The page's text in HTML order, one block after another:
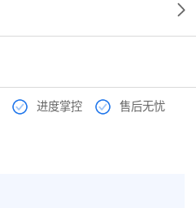
进度掌控 售后无忧